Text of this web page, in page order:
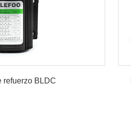
refuerzo BLDC